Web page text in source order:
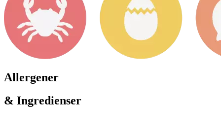
Allergener
& Ingredienser